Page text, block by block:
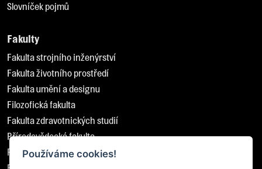
Slovníček pojmů
Fakulty
Fakulta strojního inženýrství
Fakulta životního prostředí
Fakulta umění a designu
Filozofická fakulta
Fakulta zdravotnických studií
Přírodovědecká fakulta
Pedagogická fakulta
Používáme cookies!